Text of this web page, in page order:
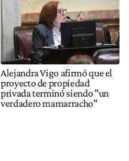
Alejandra Vigo afirmó que el
proyecto de propiedad
privada terminó siendo "un
verdadero mamarracho"